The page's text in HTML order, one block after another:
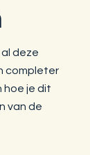
deze
completer
hoe je dit
van de